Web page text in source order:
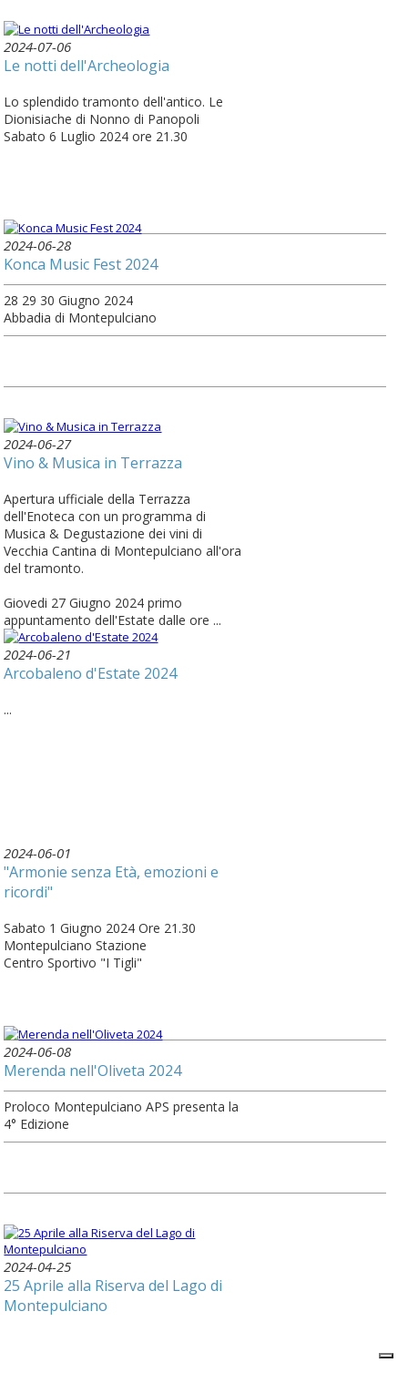
2024-07-06
Le notti dell'Archeologia
Lo splendido tramonto dell'antico. Le
Dionisiache di Nonno di Panopoli
Sabato 6 Luglio 2024 ore 21.30
2024-06-28
Konca Music Fest 2024
28 29 30 Giugno 2024
Abbadia di Montepulciano
2024-06-27
Vino & Musica in Terrazza
Apertura ufficiale della Terrazza
dell'Enoteca con un programma di
Musica & Degustazione dei vini di
Vecchia Cantina di Montepulciano all'ora
del tramonto.
Giovedi 27 Giugno 2024 primo
appuntamento dell'Estate dalle ore ...
2024-06-21
Arcobaleno d'Estate 2024
...
2024-06-01
"Armonie senza Età, emozioni e
ricordi"
Sabato 1 Giugno 2024 Ore 21.30
Montepulciano Stazione
Centro Sportivo "I Tigli"
2024-06-08
Merenda nell'Oliveta 2024
Proloco Montepulciano APS presenta la
4° Edizione
2024-04-25
25 Aprile alla Riserva del Lago di
Montepulciano